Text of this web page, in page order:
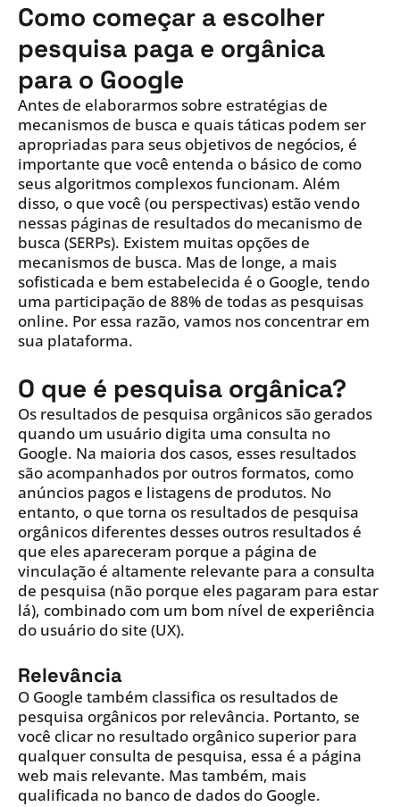
Como começar a escolher
pesquisa paga e orgânica
para o Google
Antes de elaborarmos sobre estratégias de
mecanismos de busca e quais táticas podem ser
apropriadas para seus objetivos de negócios, é
importante que você entenda o básico de como
seus algoritmos complexos funcionam. Além
disso, o que você (ou perspectivas) estão vendo
nessas páginas de resultados do mecanismo de
busca (SERPs). Existem muitas opções de
mecanismos de busca. Mas de longe, a mais
sofisticada e bem estabelecida é o Google, tendo
uma participação de 88% de todas as pesquisas
online. Por essa razão, vamos nos concentrar em
sua plataforma.
O que é pesquisa orgânica?
Os resultados de pesquisa orgânicos são gerados
quando um usuário digita uma consulta no
Google. Na maioria dos casos, esses resultados
são acompanhados por outros formatos, como
anúncios pagos e listagens de produtos. No
entanto, o que torna os resultados de pesquisa
orgânicos diferentes desses outros resultados é
que eles apareceram porque a página de
vinculação é altamente relevante para a consulta
de pesquisa (não porque eles pagaram para estar
lá), combinado com um bom nível de experiência
do usuário do site (UX).
Relevância
O Google também classifica os resultados de
pesquisa orgânicos por relevância. Portanto, se
você clicar no resultado orgânico superior para
qualquer consulta de pesquisa, essa é a página
web mais relevante. Mas também, mais
qualificada no banco de dados do Google.